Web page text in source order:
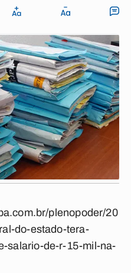
plenopoder/20
do-estado-tera-
salario-de-r-15-mil-na-